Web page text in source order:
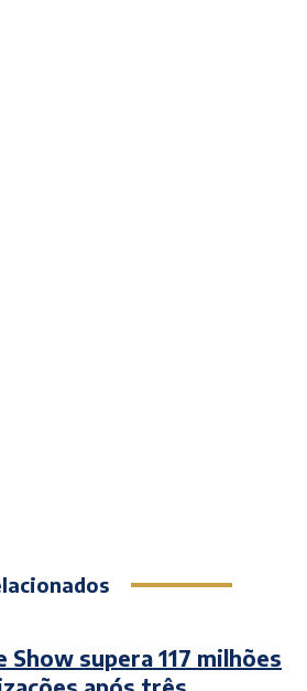
Show supera 117 milhões